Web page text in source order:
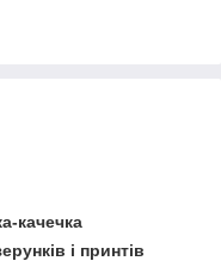
качечка
і принтів